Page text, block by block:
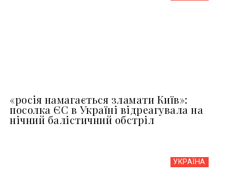
«росія намагається зламати Київ»:
посолка ЄС в Україні відреагувала на
нічний балістичний обстріл
УКРАЇНА